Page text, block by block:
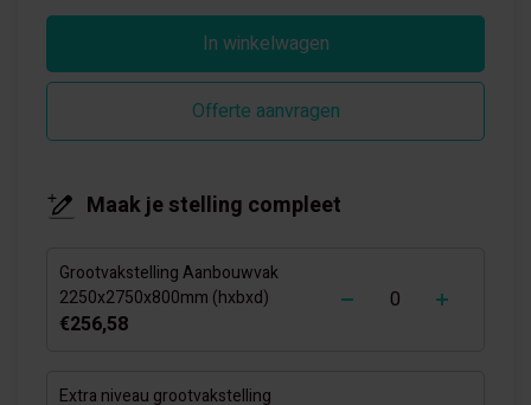
In winkelwagen
Offerte aanvragen
Maak je stelling compleet
Grootvakstelling Aanbouwvak
2250x2750x800mm (hxbxd)
€256,58
-
Extra niveau grootvakstelling